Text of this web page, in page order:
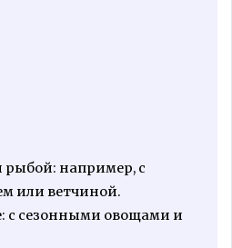
рыбой: например, с
или ветчиной.
с сезонными овощами и